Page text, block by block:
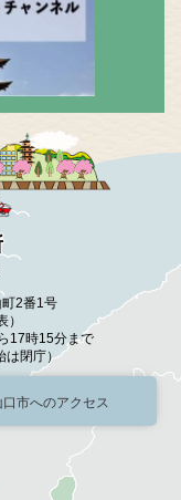
2番1号
）
17時15分まで
は閉庁）
口市へのアクセス